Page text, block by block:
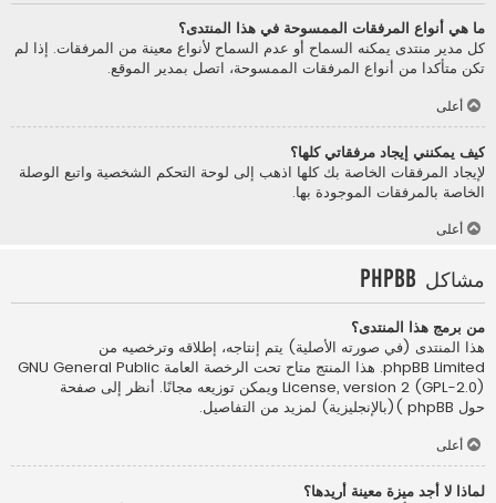
ما هي أنواع المرفقات الممسوحة في هذا المنتدى؟
كل مدير منتدى يمكنه السماح أو عدم السماح لأنواع معينة من المرفقات. إذا لم
تكن متأكدا من أنواع المرفقات الممسوحة، اتصل بمدير الموقع.
أعلى
كيف يمكنني إيجاد مرفقاتي كلها؟
لإيجاد المرفقات الخاصة بك كلها اذهب إلى لوحة التحكم الشخصية واتبع الوصلة
الخاصة بالمرفقات الموجودة بها.
أعلى
مشاكل phpBB
من برمج هذا المنتدى؟
هذا المنتدى (في صورته الأصلية) يتم إنتاجه، إطلاقه وترخصيه من
phpBB Limited
. هذا المنتج متاح تحت الرخصة العامة GNU General Public
License, version 2 (GPL-2.0) ويمكن توزيعه مجانًا. أنظر إلى صفحة
حول phpBB )(بالإنجليزية)
لمزيد من التفاصيل.
أعلى
لماذا لا أجد ميزة معينة أريدها؟